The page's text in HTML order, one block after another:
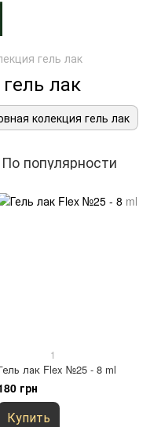
гель лак
лак
колекция гель лак
По популярности
1
лак Flex №25 - 8 ml
грн
Купить